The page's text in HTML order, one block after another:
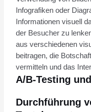
Infografiken oder
Informationen visuell
der Besucher zu
aus verschiedenen
beitragen, die
vermitteln und das
A/B-Testing
Durchführung